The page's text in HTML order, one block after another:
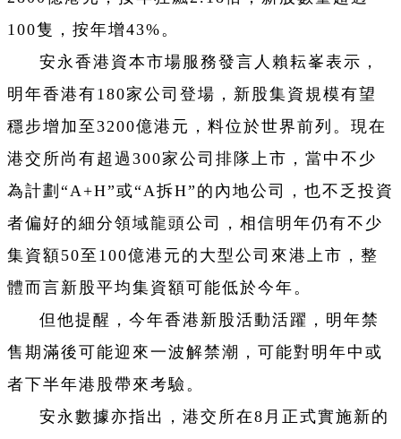
100隻，按年增43%。
安永香港資本市場服務發言人賴耘峯表示，
明年香港有180家公司登場，新股集資規模有望
穩步增加至3200億港元，料位於世界前列。現在
港交所尚有超過300家公司排隊上市，當中不少
為計劃“A+H”或“A拆H”的內地公司，也不乏投資
者偏好的細分領域龍頭公司，相信明年仍有不少
集資額50至100億港元的大型公司來港上市，整
體而言新股平均集資額可能低於今年。
但他提醒，今年香港新股活動活躍，明年禁
售期滿後可能迎來一波解禁潮，可能對明年中或
者下半年港股帶來考驗。
安永數據亦指出，港交所在8月正式實施新的